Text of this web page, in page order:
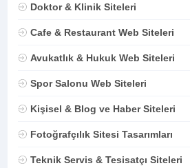
Doktor & Klinik Siteleri
Cafe & Restaurant Web Siteleri
Avukatlık & Hukuk Web Siteleri
Spor Salonu Web Siteleri
Kişisel & Blog ve Haber Siteleri
Fotoğrafçılık Sitesi Tasarımları
Teknik Servis & Tesisatçı Siteleri